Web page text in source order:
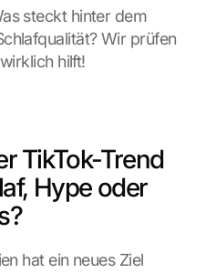
steckt hinter dem
Wir prüfen
hilft!
TikTok-Trend
Hype oder
hat ein neues Ziel